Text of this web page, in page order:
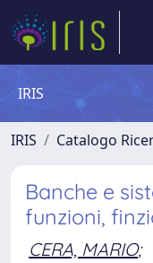
IRIS
IRIS Catalogo
Banche e
funzioni,
CERA, MARIO;